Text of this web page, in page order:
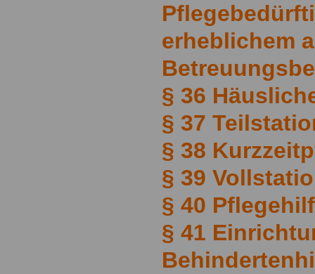
erheblichem
§ 36
§ 37
§ 38
§ 39
§ 40
§ 41